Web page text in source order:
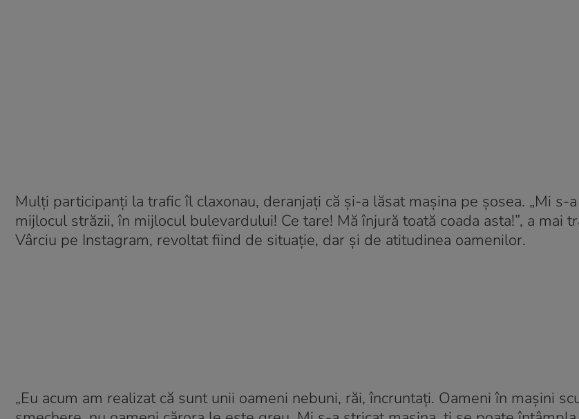
Mulți participanți la trafic îl claxonau, deranjați că și-a lăsat mașina pe șosea. „Mi s-
mijlocul străzii, în mijlocul bulevardului! Ce tare! Mă înjură toată coada asta!”, a mai
Vârciu pe Instagram, revoltat fiind de situație, dar și de atitudinea oamenilor.
„Eu acum am realizat că sunt unii oameni nebuni, răi, încruntați. Oameni în mașini